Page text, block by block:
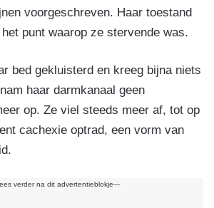
voorgeschreven. Haar toestand
punt waarop ze stervende was.
bed gekluisterd en kreeg bijna niets
haar darmkanaal geen
op. Ze viel steeds meer af, tot op
cachexie optrad, een vorm van
verder na dit advertentieblokje---